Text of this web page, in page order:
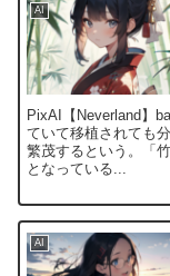
AI
PixAI【Neverland】
ていて移植されても
繁茂するという。「
となっている...
AI